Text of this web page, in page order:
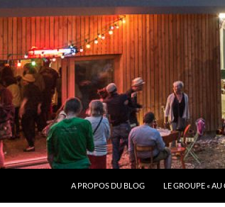
A PROPOS DU BLOG LE GROUPE «